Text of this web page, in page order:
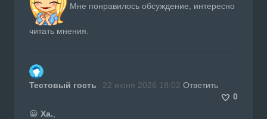
Мне понравилось обсуждение, интересно
читать мнения.
Тестовый гость 22 июня 2026 18:02 Ответить
0
😀 Ха.